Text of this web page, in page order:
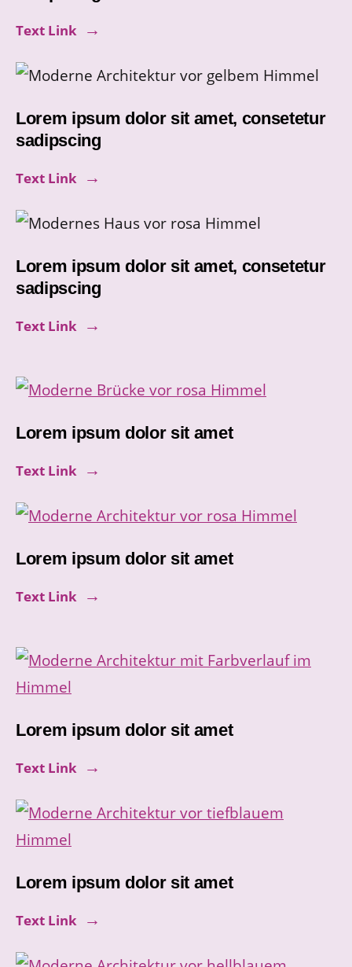
Text Link
Lorem ipsum dolor sit amet, consetetur
sadipscing
Text Link
Lorem ipsum dolor sit amet, consetetur
sadipscing
Text Link
Lorem ipsum dolor sit amet
Text Link
Lorem ipsum dolor sit amet
Text Link
Lorem ipsum dolor sit amet
Text Link
Lorem ipsum dolor sit amet
Text Link